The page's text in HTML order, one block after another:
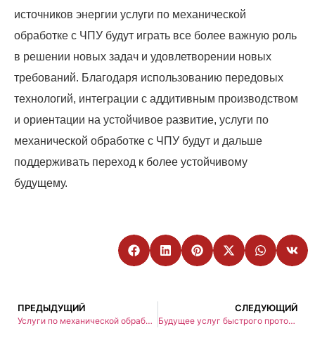
источников энергии услуги по механической
обработке с ЧПУ будут играть все более важную роль
в решении новых задач и удовлетворении новых
требований. Благодаря использованию передовых
технологий, интеграции с аддитивным производством
и ориентации на устойчивое развитие, услуги по
механической обработке с ЧПУ будут и дальше
поддерживать переход к более устойчивому
будущему.
ПРЕДЫДУЩИЙ
Услуги по механической обработке с ЧПУ при изготовлении прототипов на заказ: От концепции к реальности
СЛЕДУЮЩИЙ
Будущее услуг быстрого прототипирования: Тенденции, инновации и влияние на отрасль